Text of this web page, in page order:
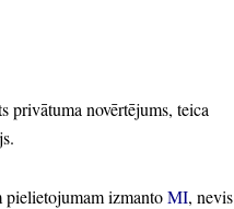
privātuma novērtējums, teica
pielietojumam izmantoMI, nevis